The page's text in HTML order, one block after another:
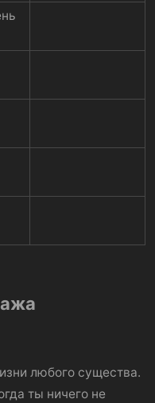
любого существа.
ты ничего не